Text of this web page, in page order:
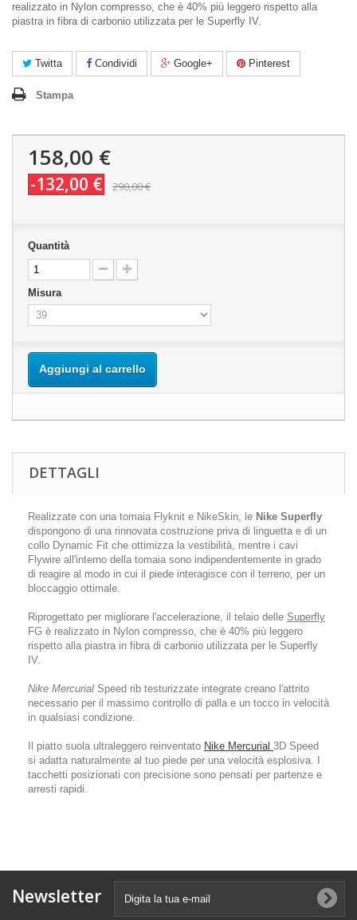
realizzato in Nylon compresso, che è 40% più leggero rispetto alla
piastra in fibra di carbonio utilizzata per le Superfly IV.
Twitta Condividi Google+ Pinterest
Stampa
158,00 €
-132,00 € 290,00 €
Quantità
Misura
Aggiungi al carrello
DETTAGLI
Realizzate con una tomaia Flyknit e NikeSkin, le Nike Superfly
dispongono di una rinnovata costruzione priva di linguetta e di un
collo Dynamic Fit che ottimizza la vestibilità, mentre i cavi
Flywire all'interno della tomaia sono indipendentemente in grado
di reagire al modo in cui il piede interagisce con il terreno, per un
bloccaggio ottimale.
Riprogettato per migliorare l'accelerazione, il telaio delle Superfly
FG è realizzato in Nylon compresso, che è 40% più leggero
rispetto alla piastra in fibra di carbonio utilizzata per le Superfly
IV.
Nike Mercurial Speed rib testurizzate integrate creano l'attrito
necessario per il massimo controllo di palla e un tocco in velocità
in qualsiasi condizione.
Il piatto suola ultraleggero reinventato Nike Mercurial 3D Speed
si adatta naturalmente al tuo piede per una velocità esplosiva. I
tacchetti posizionati con precisione sono pensati per partenze e
arresti rapidi.
Newsletter